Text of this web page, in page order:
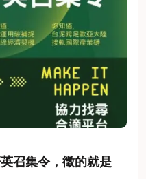
召集令，徵的就是